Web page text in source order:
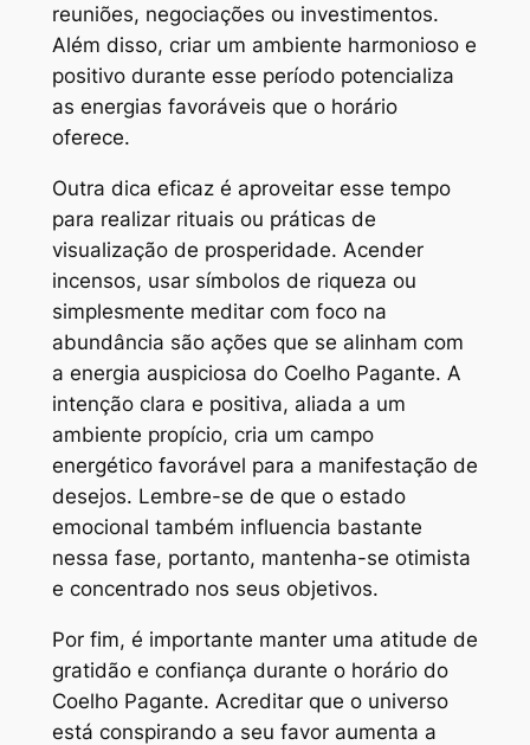
reuniões, negociações ou investimentos.
Além disso, criar um ambiente harmonioso e
positivo durante esse período potencializa
as energias favoráveis que o horário
oferece.
Outra dica eficaz é aproveitar esse tempo
para realizar rituais ou práticas de
visualização de prosperidade. Acender
incensos, usar símbolos de riqueza ou
simplesmente meditar com foco na
abundância são ações que se alinham com
a energia auspiciosa do Coelho Pagante. A
intenção clara e positiva, aliada a um
ambiente propício, cria um campo
energético favorável para a manifestação de
desejos. Lembre-se de que o estado
emocional também influencia bastante
nessa fase, portanto, mantenha-se otimista
e concentrado nos seus objetivos.
Por fim, é importante manter uma atitude de
gratidão e confiança durante o horário do
Coelho Pagante. Acreditar que o universo
está conspirando a seu favor aumenta a